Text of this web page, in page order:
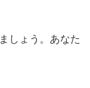
しょう。あなた